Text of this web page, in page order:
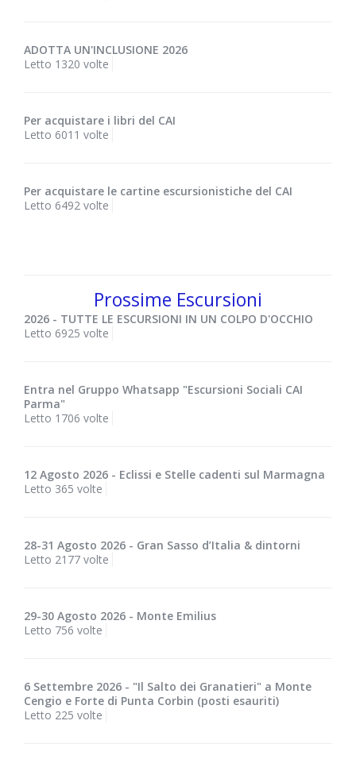
ADOTTA UN'INCLUSIONE 2026
Letto 1320 volte
Per acquistare i libri del CAI
Letto 6011 volte
Per acquistare le cartine escursionistiche del CAI
Letto 6492 volte
Prossime Escursioni
2026 - TUTTE LE ESCURSIONI IN UN COLPO D'OCCHIO
Letto 6925 volte
Entra nel Gruppo Whatsapp "Escursioni Sociali CAI
Parma"
Letto 1706 volte
12 Agosto 2026 - Eclissi e Stelle cadenti sul Marmagna
Letto 365 volte
28-31 Agosto 2026 - Gran Sasso d’Italia & dintorni
Letto 2177 volte
29-30 Agosto 2026 - Monte Emilius
Letto 756 volte
6 Settembre 2026 - "Il Salto dei Granatieri" a Monte
Cengio e Forte di Punta Corbin (posti esauriti)
Letto 225 volte